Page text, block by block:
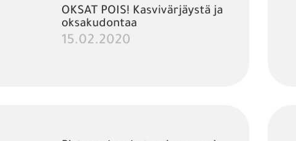
OKSAT POIS! Kasvivärjäystä ja
oksakudontaa
15.02.2020